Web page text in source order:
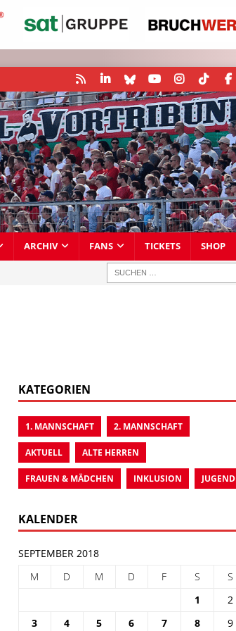
ARCHIV FANS TICKETS SHOP
KATEGORIEN
1. MANNSCHAFT 2. MANNSCHAFT
AKTUELL ALTE HERREN
FRAUEN & MÄDCHEN INKLUSION JUGEND
KALENDER
SEPTEMBER 2018
M
D M D F S
S
1
2
3
4 5 6 7 8 9